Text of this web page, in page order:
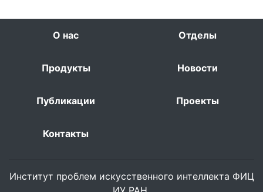
О нас Отделы
Продукты Новости
Публикации Проекты
Контакты
Институт проблем искусственного интеллекта ФИЦ